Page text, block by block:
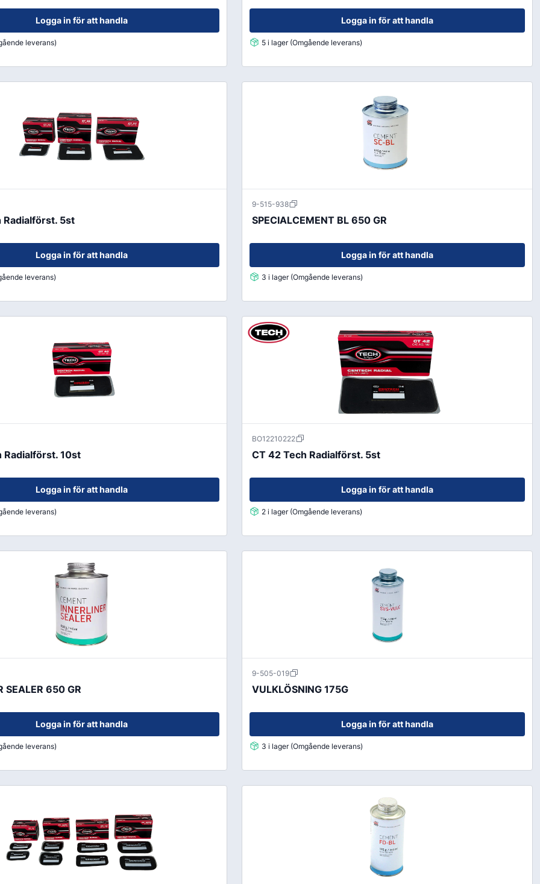
Logga in för att handla
leverans)
Logga in för att handla
5 i lager (Omgående leverans)
Radialförst. 5st
Logga in för att handla
leverans)
9-515-938
SPECIALCEMENT BL 650 GR
Logga in för att handla
3 i lager (Omgående leverans)
Radialförst. 10st
Logga in för att handla
leverans)
BO12210222
CT 42 Tech Radialförst. 5st
Logga in för att handla
2 i lager (Omgående leverans)
SEALER 650 GR
Logga in för att handla
leverans)
9-505-019
VULKLÖSNING 175G
Logga in för att handla
3 i lager (Omgående leverans)